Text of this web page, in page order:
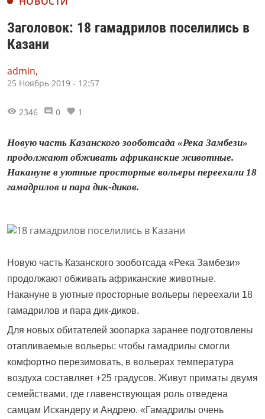
Заголовок: 18 гамадрилов поселились в
Казани
admin,
25 Ноябрь 2019 - 12:57
2346 0 1
​​​​​​​Новую часть Казанского зооботсада «Река Замбези»
продолжают обживать африканские животные.
Накануне в уютные просторные вольеры переехали 18
гамадрилов и пара дик-диков.
Новую часть Казанского зооботсада «Река Замбези»
продолжают обживать африканские животные.
Накануне в уютные просторные вольеры переехали 18
гамадрилов и пара дик-диков.
Для новых обитателей зоопарка заранее подготовлены
отапливаемые вольеры: чтобы гамадрилы смогли
комфортно перезимовать, в вольерах температура
воздуха составляет +25 градусов. Живут приматы двумя
семействами, где главенствующая роль отведена
самцам Искандеру и Андрею. «Гамадрилы очень